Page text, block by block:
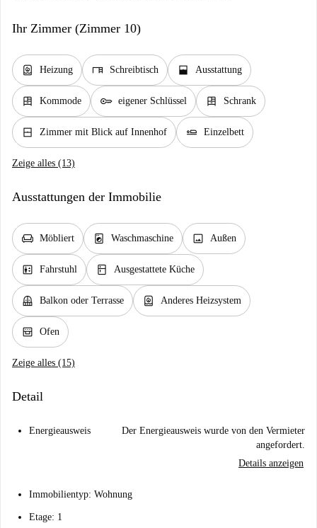
Ihr Zimmer (Zimmer 10)
water_heater Heizung desk Schreibtisch window_open Ausstattung
dresser Kommode key eigener Schlüssel dresser Schrank
window_closed Zimmer mit Blick auf Innenhof airline_seat_flat Einzelbett
Zeige alles (13)
Ausstattungen der Immobilie
chair Möbliert local_laundry_service Waschmaschine image Außen
elevator Fahrstuhl kitchen Ausgestattete Küche
balcony Balkon oder Terrasse water_heater Anderes Heizsystem
oven_gen Ofen
Zeige alles (15)
Detail
Energieausweis
Der Energieausweis wurde von den Vermieter
angefordert.
Details anzeigen
Immobilientyp: Wohnung
Etage: 1